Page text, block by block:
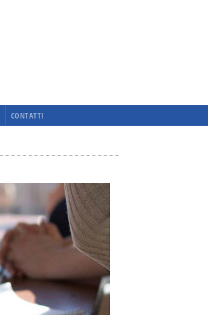
CONTATTI